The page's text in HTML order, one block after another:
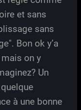
et sans
sans
Bon ok y’a
on y
Un
à une bonne